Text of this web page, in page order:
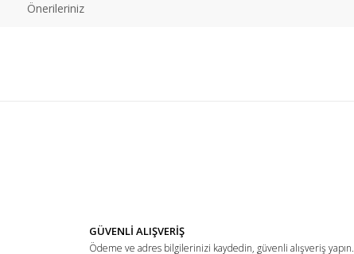
Önerileriniz
GÜVENLİ ALIŞVERİŞ
Ödeme ve adres bilgilerinizi kaydedin, güvenli alışveriş yapın.